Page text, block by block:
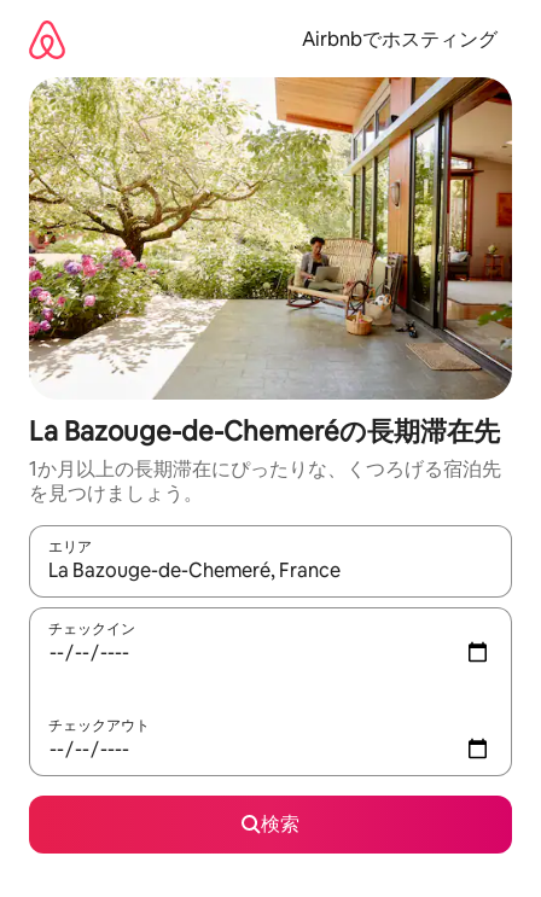
Airbnbでホスティング
La Bazouge-de-Chemeréの長期滞在先
1か月以上の長期滞在にぴったりな、くつろげる宿泊先
を見つけましょう。
エリア
検索結果が表示されたら、上下の矢印キーを使って移動するか
チェックイン
チェックアウト
検索